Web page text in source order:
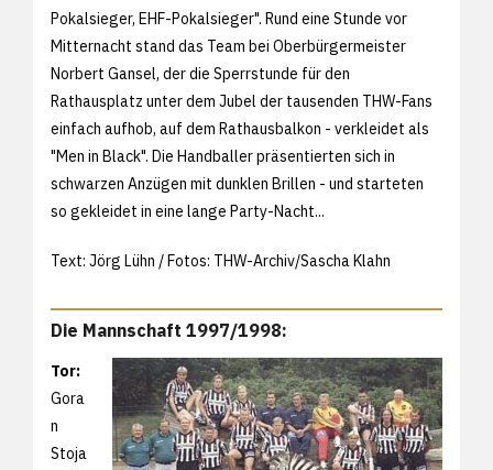
Pokalsieger, EHF-Pokalsieger". Rund eine Stunde vor
Mitternacht stand das Team bei Oberbürgermeister
Norbert Gansel, der die Sperrstunde für den
Rathausplatz unter dem Jubel der tausenden THW-Fans
einfach aufhob, auf dem Rathausbalkon - verkleidet als
"Men in Black". Die Handballer präsentierten sich in
schwarzen Anzügen mit dunklen Brillen - und starteten
so gekleidet in eine lange Party-Nacht...
Text: Jörg Lühn / Fotos: THW-Archiv/Sascha Klahn
Die Mannschaft 1997/1998:
Tor:
Gora
n
Stoja